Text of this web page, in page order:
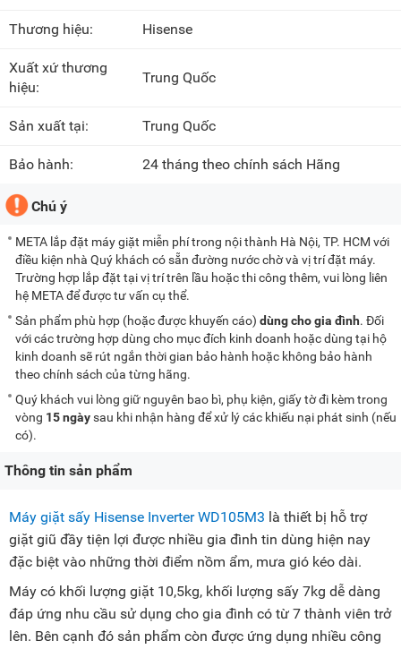
Thương hiệu: Hisense
Xuất xứ thương
hiệu:
Trung Quốc
Sản xuất tại: Trung Quốc
Bảo hành: 24 tháng theo chính sách Hãng
Chú ý
META lắp đặt máy giặt miễn phí trong nội thành Hà Nội, TP. HCM với
điều kiện nhà Quý khách có sẵn đường nước chờ và vị trí đặt máy.
Trường hợp lắp đặt tại vị trí trên lầu hoặc thi công thêm, vui lòng liên
hệ META để được tư vấn cụ thể.
Sản phẩm phù hợp (hoặc được khuyến cáo) dùng cho gia đình. Đối
với các trường hợp dùng cho mục đích kinh doanh hoặc dùng tại hộ
kinh doanh sẽ rút ngắn thời gian bảo hành hoặc không bảo hành
theo chính sách của từng hãng.
Quý khách vui lòng giữ nguyên bao bì, phụ kiện, giấy tờ đi kèm trong
vòng 15 ngàysau khi nhận hàng để xử lý các khiếu nại phát sinh (nếu
có).
Thông tin sản phẩm
Máy giặt sấy Hisense Inverter WD105M3 là thiết bị hỗ trợ
giặt giũ đầy tiện lợi được nhiều gia đình tin dùng hiện nay
đặc biệt vào những thời điểm nồm ẩm, mưa gió kéo dài.
Máy có khối lượng giặt 10,5kg, khối lượng sấy 7kg dễ dàng
đáp ứng nhu cầu sử dụng cho gia đình có từ 7 thành viên trở
lên. Bên cạnh đó sản phẩm còn được ứng dụng nhiều công